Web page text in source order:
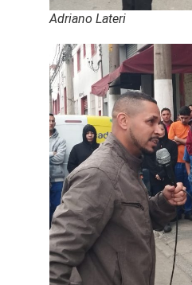
Adriano Lateri